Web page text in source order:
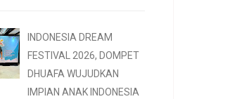
INDONESIA DREAM
FESTIVAL 2026, DOMPET
DHUAFA WUJUDKAN
IMPIAN ANAK INDONESIA